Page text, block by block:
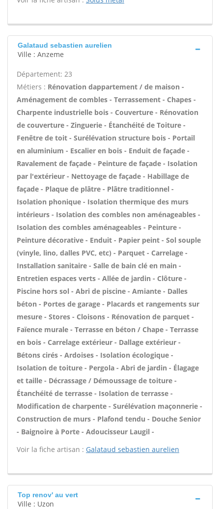
Galataud sebastien aurelien
Ville : Anzeme
Département: 23
Métiers : Rénovation dappartement / de maison -
Aménagement de combles - Terrassement - Chapes -
Charpente industrielle bois - Couverture - Rénovation
de couverture - Zinguerie - Étanchéité de Toiture -
Fenêtre de toit - Surélévation structure bois - Portail
en aluminium - Escalier en bois - Enduit de façade -
Ravalement de façade - Peinture de façade - Isolation
par l'extérieur - Nettoyage de façade - Habillage de
façade - Plaque de plâtre - Plâtre traditionnel -
Isolation phonique - Isolation thermique des murs
intérieurs - Isolation des combles non aménageables -
Isolation des combles aménageables - Peinture -
Peinture décorative - Enduit - Papier peint - Sol souple
(vinyle, lino, dalles PVC, etc) - Parquet - Carrelage -
Installation sanitaire - Salle de bain clé en main -
Entretien espaces verts - Allée de jardin - Clôture -
Piscine hors sol - Abri de piscine - Amiante - Dalles
béton - Portes de garage - Placards et rangements sur
mesure - Stores - Cloisons - Rénovation de parquet -
Faïence murale - Terrasse en béton / Chape - Terrasse
en bois - Carrelage extérieur - Dallage extérieur -
Bétons cirés - Ardoises - Isolation écologique -
Isolation de toiture - Pergola - Abri de jardin - Élagage
et taille - Décrassage / Démoussage de toiture -
Étanchéité de terrasse - Isolation de terrasse -
Modification de charpente - Surélévation maçonnerie -
Construction de murs - Plafond tendu - Douche Senior
- Baignoire à Porte - Adoucisseur Laugil -
Voir la fiche artisan : Galataud sebastien aurelien
Top renov' au vert
Ville : Uzon